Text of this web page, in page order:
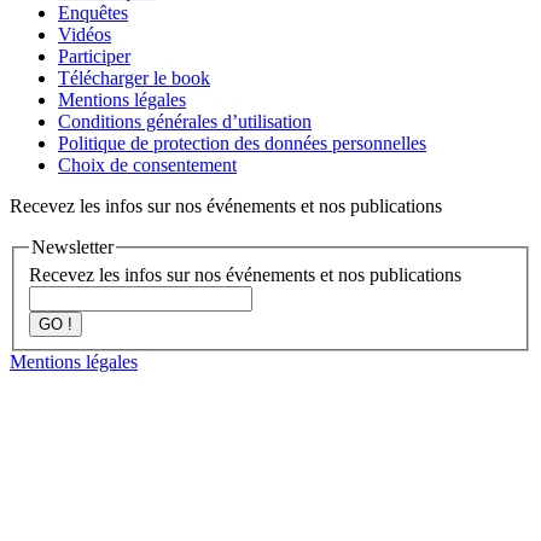
Enquêtes
Vidéos
Participer
Télécharger le book
Mentions légales
Conditions générales d’utilisation
Politique de protection des données personnelles
Choix de consentement
Recevez les infos sur nos événements et nos publications
Newsletter
Recevez les infos sur nos événements et nos publications
GO !
Mentions légales